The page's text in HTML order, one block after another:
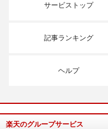
サービストップ
記事ランキング
ヘルプ
楽天のグループサービス